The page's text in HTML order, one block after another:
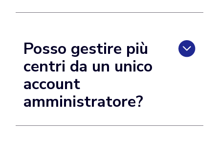
Posso gestire più
centri da un unico
account
amministratore?